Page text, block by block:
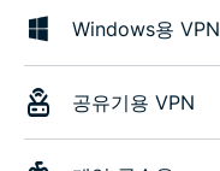
Windows용 VPN
공유기용 VPN